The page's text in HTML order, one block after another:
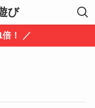
び
倍！ ／